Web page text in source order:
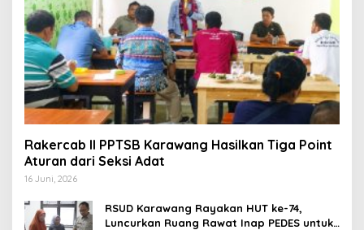
Rakercab II PPTSB Karawang Hasilkan Tiga Point
Aturan dari Seksi Adat
16 Juni, 2026
RSUD Karawang Rayakan HUT ke-74,
Luncurkan Ruang Rawat Inap PEDES untuk